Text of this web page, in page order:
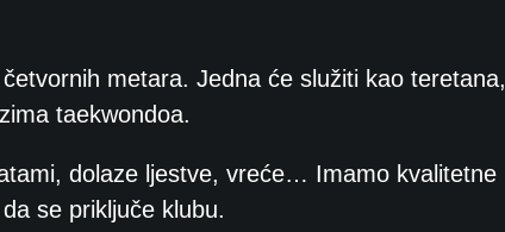
metara. Jedna će služiti kao teretana,
taekwondoa.
dolaze ljestve, vreće… Imamo kvalitetne
se priključe klubu.